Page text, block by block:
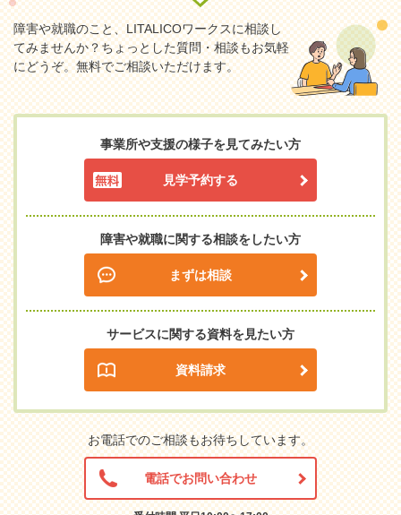
障害や就職のこと、LITALICOワークスに相談し
てみませんか？ちょっとした質問・相談もお気軽
にどうぞ。無料でご相談いただけます。
事業所や支援の様子を見てみたい方
見学予約する
障害や就職に関する相談をしたい方
まずは相談
サービスに関する資料を見たい方
資料請求
お電話でのご相談もお待ちしています。
電話でお問い合わせ